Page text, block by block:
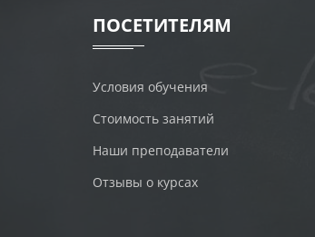
ПОСЕТИТЕЛЯМ
Условия обучения
Стоимость занятий
Наши преподаватели
Отзывы о курсах